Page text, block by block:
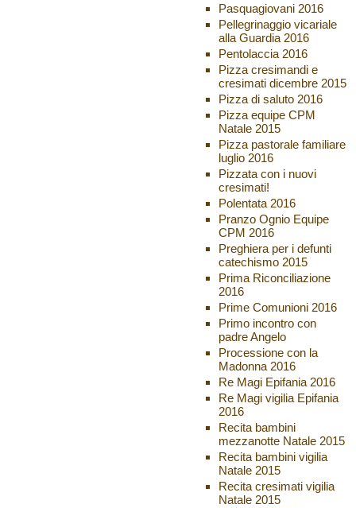
Pasquagiovani 2016
Pellegrinaggio vicariale
alla Guardia 2016
Pentolaccia 2016
Pizza cresimandi e
cresimati dicembre 2015
Pizza di saluto 2016
Pizza equipe CPM
Natale 2015
Pizza pastorale familiare
luglio 2016
Pizzata con i nuovi
cresimati!
Polentata 2016
Pranzo Ognio Equipe
CPM 2016
Preghiera per i defunti
catechismo 2015
Prima Riconciliazione
2016
Prime Comunioni 2016
Primo incontro con
padre Angelo
Processione con la
Madonna 2016
Re Magi Epifania 2016
Re Magi vigilia Epifania
2016
Recita bambini
mezzanotte Natale 2015
Recita bambini vigilia
Natale 2015
Recita cresimati vigilia
Natale 2015